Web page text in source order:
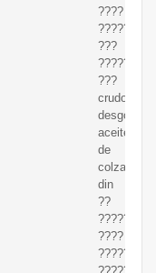
????
?????
???
?????.
???
crudo
aceite
de
colza
din
??
?????
????
?????